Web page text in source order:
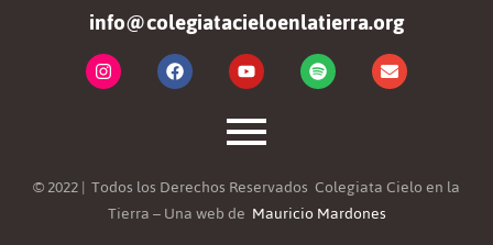
info@colegiatacieloenlatierra.org
© 2022 | Todos los Derechos Reservados Colegiata Cielo en la
Tierra – Una web de Mauricio Mardones